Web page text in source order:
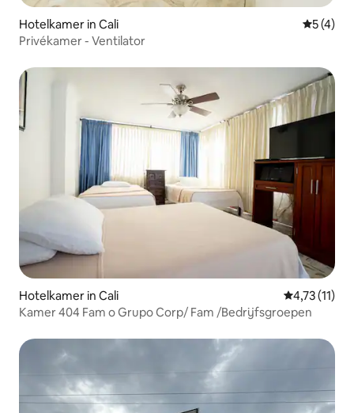
Hotelkamer in Cali
5 (4)
Privékamer - Ventilator
Hotelkamer in Cali Gemiddelde
4,73 (11)
Kamer 404 Fam o Grupo Corp/ Fam /Bedrijfsgroepen